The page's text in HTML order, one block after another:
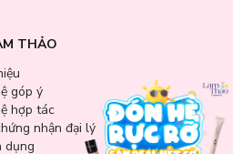
THẢO
góp ý
hợp tác
nhận đại lý
dụng